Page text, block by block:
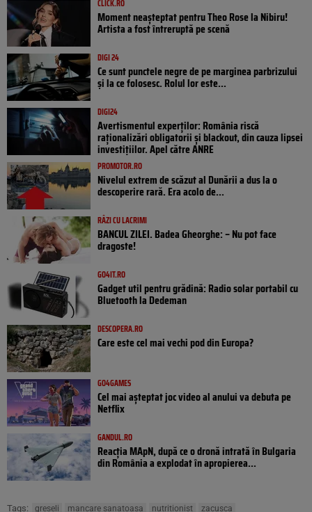
CLICK.RO
Moment neașteptat pentru Theo Rose la Nibiru!
Artista a fost întreruptă pe scenă
DIGI 24
Ce sunt punctele negre de pe marginea parbrizului
și la ce folosesc. Rolul lor este...
DIGI24
Avertismentul experților: România riscă
raționalizări obligatorii și blackout, din cauza lipsei
investițiilor. Apel către ANRE
PROMOTOR.RO
Nivelul extrem de scăzut al Dunării a dus la o
descoperire rară. Era acolo de...
RÂZI CU LACRIMI
BANCUL ZILEI. Badea Gheorghe: – Nu pot face
dragoste!
GO4IT.RO
Gadget util pentru grădină: Radio solar portabil cu
Bluetooth la Dedeman
DESCOPERA.RO
Care este cel mai vechi pod din Europa?
GO4GAMES
Cel mai așteptat joc video al anului va debuta pe
Netflix
GANDUL.RO
Reacția MApN, după ce o dronă intrată în Bulgaria
din România a explodat în apropierea...
Tags: greseli mancare sanatoasa nutritionist zacusca